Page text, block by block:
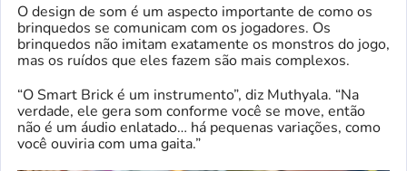
O design de som é um aspecto importante de como os
brinquedos se comunicam com os jogadores. Os
brinquedos não imitam exatamente os monstros do jogo,
mas os ruídos que eles fazem são mais complexos.
“O Smart Brick é um instrumento”, diz Muthyala. “Na
verdade, ele gera som conforme você se move, então
não é um áudio enlatado… há pequenas variações, como
você ouviria com uma gaita.”